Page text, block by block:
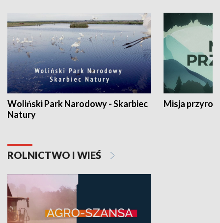
Woliński Park Narodowy - Skarbiec
Natury
Misja
ROLNICTWO I WIEŚ